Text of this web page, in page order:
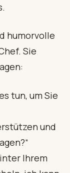
humorvolle
Sie
tun, um Sie
und
Ihrem